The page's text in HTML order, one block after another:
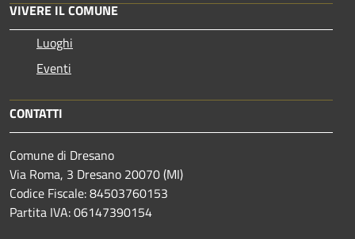
VIVERE IL COMUNE
Luoghi
Eventi
CONTATTI
Comune di Dresano
Via Roma, 3 Dresano 20070 (MI)
Codice Fiscale: 84503760153
Partita IVA: 06147390154